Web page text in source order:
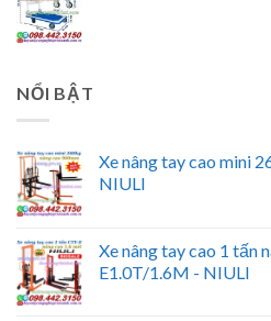
NỔI BẬT
Xe nâng tay cao mini
NIULI
Xe nâng tay cao 1 tấn
E1.0T/1.6M - NIULI